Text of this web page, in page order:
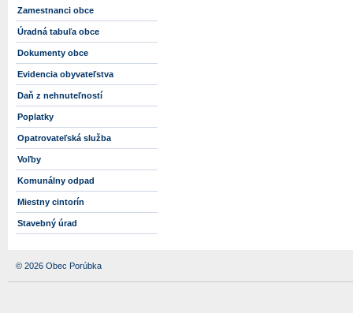
Zamestnanci obce
Úradná tabuľa obce
Dokumenty obce
Evidencia obyvateľstva
Daň z nehnuteľností
Poplatky
Opatrovateľská služba
Voľby
Komunálny odpad
Miestny cintorín
Stavebný úrad
© 2026 Obec Porúbka